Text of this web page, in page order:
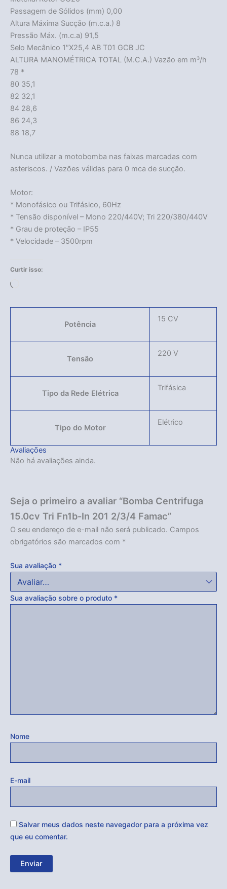
Acabou
Passagem de Sólidos (mm) 0,00
Altura Máxima Sucção (m.c.a.) 8
Pressão Máx. (m.c.a) 91,5
Selo Mecânico 1″X25,4 AB T01 GCB JC
ALTURA MANOMÉTRICA TOTAL (M.C.A.) Vazão em m³/h
78 *
80 35,1
82 32,1
84 28,6
86 24,3
88 18,7
Nunca utilizar a motobomba nas faixas marcadas com
asteriscos. / Vazões válidas para 0 mca de sucção.
Motor:
* Monofásico ou Trifásico, 60Hz
* Tensão disponível – Mono 220/440V; Tri 220/380/440V
* Grau de proteção – IP55
* Velocidade – 3500rpm
Curtir isso:
Potência
15 CV
Tensão
220 V
Tipo da Rede Elétrica
Trifásica
Tipo do Motor
Elétrico
Avaliações
Não há avaliações ainda.
Seja o primeiro a avaliar “Bomba Centrifuga
15.0cv Tri Fn1b-In 201 2/3/4 Famac”
O seu endereço de e-mail não será publicado. Campos
obrigatórios são marcados com *
Sua avaliação *
Sua avaliação sobre o produto *
Nome
E-mail
Salvar meus dados neste navegador para a próxima vez
que eu comentar.